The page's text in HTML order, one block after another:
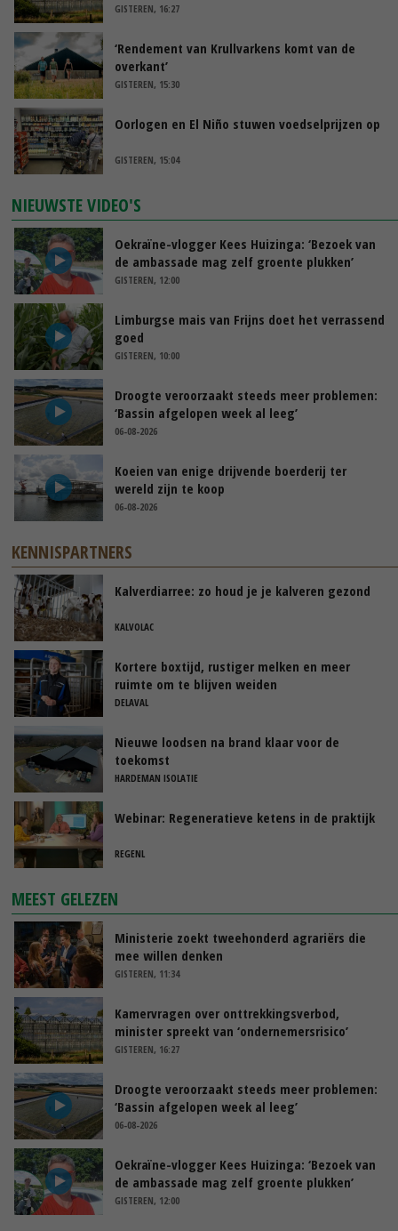
GISTEREN, 16:27
‘Rendement van Krullvarkens komt van de
overkant’
GISTEREN, 15:30
Oorlogen en El Niño stuwen voedselprijzen op
GISTEREN, 15:04
NIEUWSTE VIDEO'S
Oekraïne-vlogger Kees Huizinga: ‘Bezoek van
de ambassade mag zelf groente plukken’
GISTEREN, 12:00
Limburgse mais van Frijns doet het verrassend
goed
GISTEREN, 10:00
Droogte veroorzaakt steeds meer problemen:
‘Bassin afgelopen week al leeg’
06-08-2026
Koeien van enige drijvende boerderij ter
wereld zijn te koop
06-08-2026
KENNISPARTNERS
Kalverdiarree: zo houd je je kalveren gezond
KALVOLAC
Kortere boxtijd, rustiger melken en meer
ruimte om te blijven weiden
DELAVAL
Nieuwe loodsen na brand klaar voor de
toekomst
HARDEMAN ISOLATIE
Webinar: Regeneratieve ketens in de praktijk
REGENL
MEEST GELEZEN
Ministerie zoekt tweehonderd agrariërs die
mee willen denken
GISTEREN, 11:34
Kamervragen over onttrekkingsverbod,
minister spreekt van ‘ondernemersrisico’
GISTEREN, 16:27
Droogte veroorzaakt steeds meer problemen:
‘Bassin afgelopen week al leeg’
06-08-2026
Oekraïne-vlogger Kees Huizinga: ‘Bezoek van
de ambassade mag zelf groente plukken’
GISTEREN, 12:00